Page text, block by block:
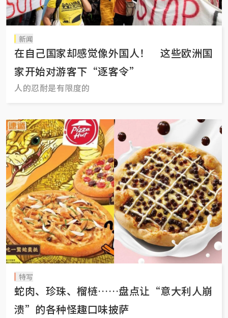
新闻
在自己国家却感觉像外国人！ 这些欧洲国
家开始对游客下“逐客令”
人的忍耐是有限度的
特写
蛇肉、珍珠、榴梿……盘点让“意大利人崩
溃”的各种怪趣口味披萨